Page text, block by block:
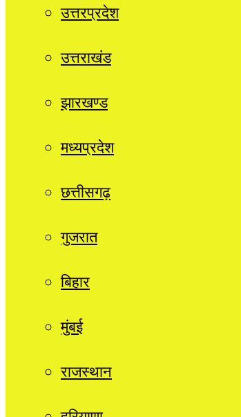
उत्तरप्रदेश
उत्तराखंड
झारखण्ड
मध्यप्रदेश
छत्तीसगढ़
गुजरात
बिहार
मुंबई
राजस्थान